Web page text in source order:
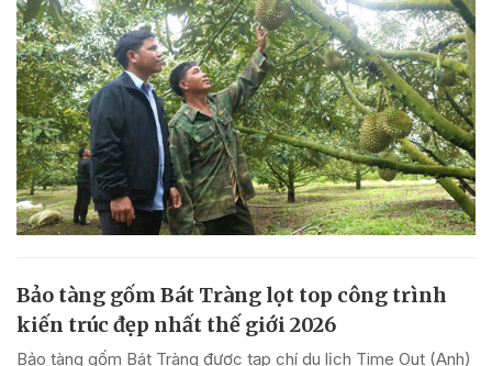
Bảo tàng gốm Bát Tràng lọt top công trình
kiến trúc đẹp nhất thế giới 2026
Bảo tàng gốm Bát Tràng được tạp chí du lịch Time Out (Anh)